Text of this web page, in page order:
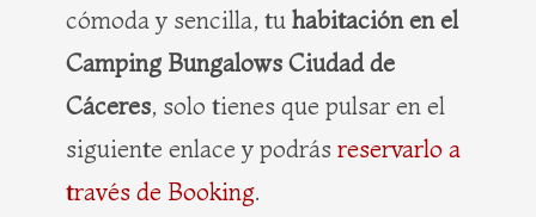
cómoda y sencilla, tu habitación en el
Camping Bungalows Ciudad de
Cáceres, solo tienes que pulsar en el
siguiente enlace y podrás reservarlo a
través de Booking.